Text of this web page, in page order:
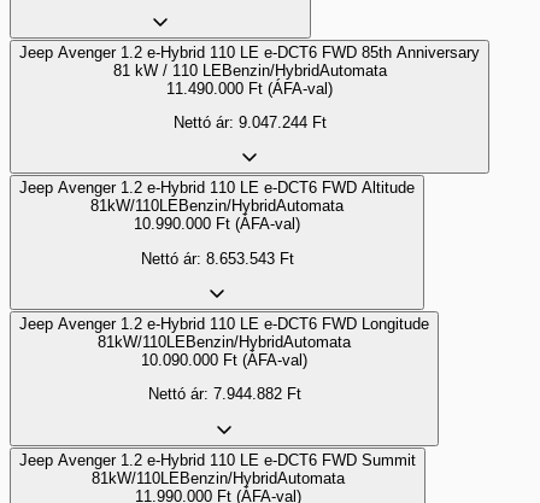
Jeep Avenger 1.2 e-Hybrid 110 LE e-DCT6 FWD 85th Anniversary
81 kW / 110 LE Benzin/HybridAutomata
11.490.000 Ft (ÁFA-val)
Nettó ár: 9.047.244Ft
Jeep Avenger 1.2 e-Hybrid 110 LE e-DCT6 FWD Altitude
81kW/110LEBenzin/HybridAutomata
10.990.000 Ft (ÁFA-val)
Nettó ár: 8.653.543Ft
Jeep Avenger 1.2 e-Hybrid 110 LE e-DCT6 FWD Longitude
81kW/110LEBenzin/HybridAutomata
10.090.000 Ft (ÁFA-val)
Nettó ár: 7.944.882Ft
Jeep Avenger 1.2 e-Hybrid 110 LE e-DCT6 FWD Summit
81kW/110LEBenzin/HybridAutomata
11.990.000Ft (ÁFA-val)